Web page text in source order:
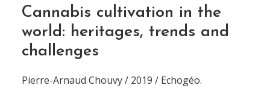
Cannabis cultivation in the
world: heritages, trends and
challenges
Pierre-Arnaud Chouvy / 2019 / Echogéo.